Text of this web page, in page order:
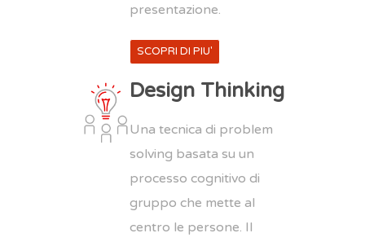
presentazione.
SCOPRI DI PIU'
Design Thinking
Una tecnica di problem
solving basata su un
processo cognitivo di
gruppo che mette al
centro le persone. Il